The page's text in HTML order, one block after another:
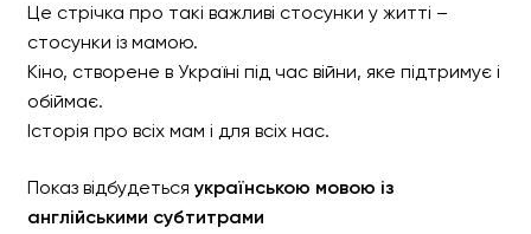
Це стрічка про такі важливі стосунки у житті –
стосунки із мамою.
Кіно, створене в Україні під час війни, яке підтримує і
обіймає.
Історія про всіх мам і для всіх нас.
Показ відбудеться українською мовою із
англійськими субтитрами